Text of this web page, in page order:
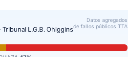
· Tribunal L.G.B. Ohiggins
Datos agregados
de fallos públicos TTA